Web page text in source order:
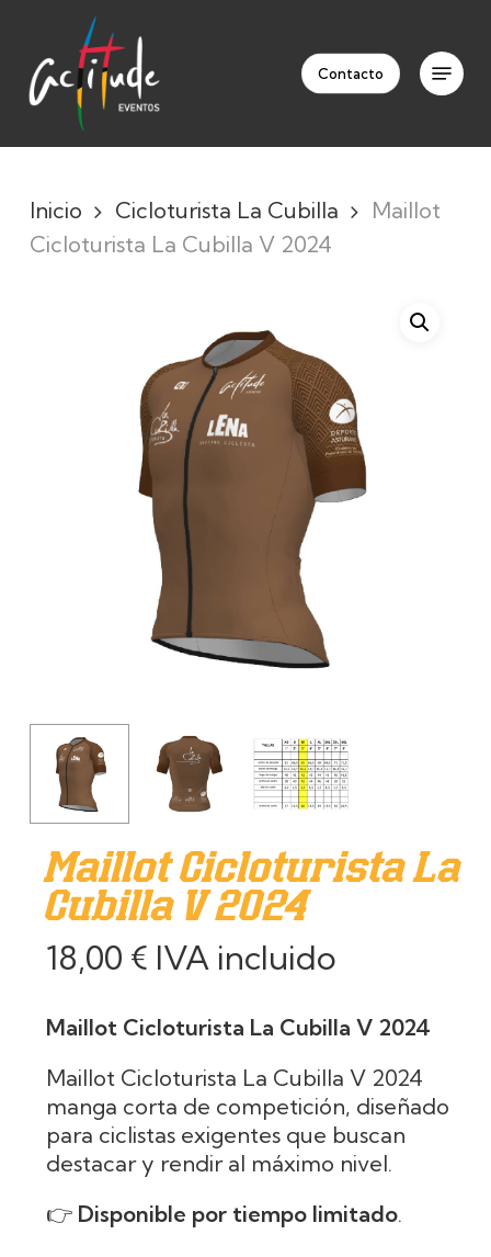
main
content
Contacto
Menu
Inicio Cicloturista La Cubilla
Maillot
Cicloturista La Cubilla V 2024
Maillot Cicloturista La
Cubilla V 2024
18,00 € IVA incluido
Maillot Cicloturista La Cubilla V 2024
Maillot Cicloturista La Cubilla V 2024
manga corta de competición, diseñado
para ciclistas exigentes que buscan
destacar y rendir al máximo nivel.
👉 Disponible por tiempo limitado.
Close